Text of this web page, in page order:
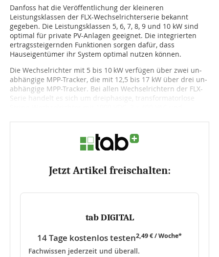
Danfoss hat die Veröffentlichung der kleineren
Leistungsklassen der FLX-Wechselrichterserie bekannt
gegeben. Die Leistungsklassen 5, 6, 7, 8, 9 und 10 kW sind
optimal für private PV-Anlagen geeignet. Die integrierten
ertragssteigernden Funktionen sorgen dafür, dass
Hauseigentümer ihr System optimal nutzen können.
Die Wechselrichter mit 5 bis 10 kW verfügen über zwei un­
ab­hängige MPP-Tracker, die mit 12,5 bis 17 kW über drei un­
ab­hängige MPP-Tracker. Bei allen Wechselrichtern der FLX-
Serie handelt es sich um dreiphasige, transformatorlose
Jetzt Artikel freischalten:
tab DIGITAL
14 Tage kostenlos testen2,49 € / Woche*
Fachwissen jederzeit und überall.